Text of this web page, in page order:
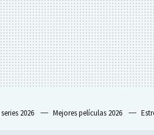
2026 Mejores películas 2026